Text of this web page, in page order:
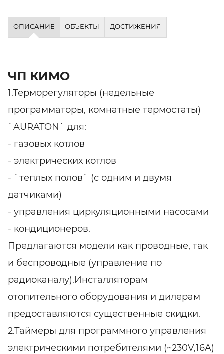
ОПИСАНИЕ ОБЪЕКТЫ ДОСТИЖЕНИЯ
ЧП КИМО
1.Терморегуляторы (недельные
программаторы, комнатные термостаты)
`AURATON` для:
- газовых котлов
- электрических котлов
- `теплых полов` (с одним и двумя
датчиками)
- управления циркуляционными насосами
- кондиционеров.
Предлагаются модели как проводные, так
и беспроводные (управление по
радиоканалу).Инсталляторам
отопительного оборудования и дилерам
предоставляются существенные скидки.
2.Таймеры для программного управления
электрическими потребителями (~230V,16A)